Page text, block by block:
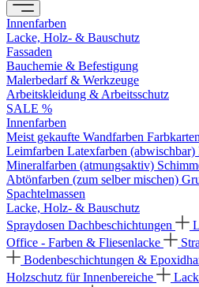
Innenfarben
Lacke, Holz- & Bauschutz
Fassaden
Bauchemie & Befestigung
Malerbedarf & Werkzeuge
Arbeitskleidung & Arbeitsschutz
SALE %
Innenfarben
Meist gekaufte Wandfarben Farbkarten
Leimfarben Latexfarben (abwischbar)
Mineralfarben (atmungsaktiv)
Abtönfarben (zum selber mischen)
Spachtelmassen
Lacke, Holz- & Bauschutz
Spraydosen Dachbeschichtungen
Office - Farben & Fliesenlacke
Bodenbeschichtungen &
Holzschutz für Innenbereiche